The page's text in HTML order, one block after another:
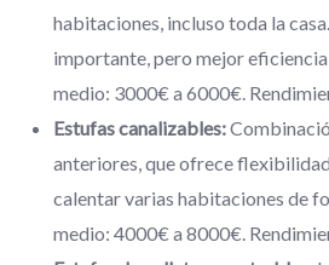
habitaciones, incluso toda la
importante, pero mejor
medio: 3000€ a 6000€.
Estufas canalizables:
anteriores, que ofrece
calentar varias habitaciones de
medio: 4000€ a 8000€.